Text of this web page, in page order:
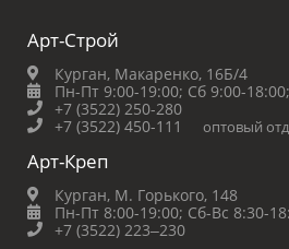
Арт-Строй
Курган, Макаренко, 16Б/4
Пн-Пт 9:00-19:00; Сб 9:00-18:00;
+7 (3522) 250-280
+7 (3522) 450-111
оптовый
Арт-Креп
Курган, М. Горького, 148
Пн-Пт 8:00-19:00; Сб-Вс 8:30-
+7 (3522) 223‒230